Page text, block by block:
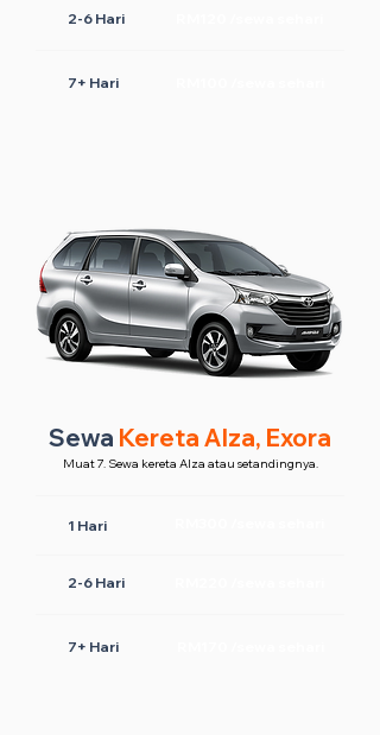
2-6 Hari
7+ Hari
Sewa Kereta Alza, Exora
Muat 7. Sewa kereta Alza atau setandingnya.
1 Hari
2-6 Hari
7+ Hari